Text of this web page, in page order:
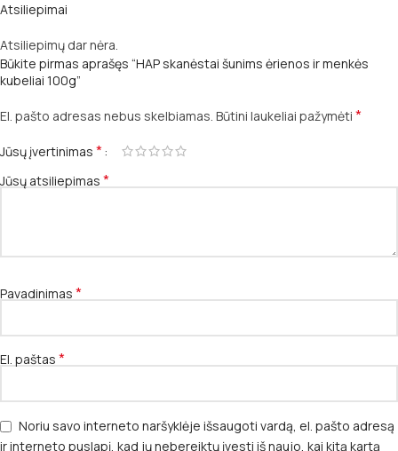
Atsiliepimai
Atsiliepimų dar nėra.
Būkite pirmas aprašęs “HAP skanėstai šunims ėrienos ir menkės
kubeliai 100g”
El. pašto adresas nebus skelbiamas. Būtini laukeliai pažymėti *
Jūsų įvertinimas *
Jūsų atsiliepimas *
Pavadinimas *
El. paštas *
Noriu savo interneto naršyklėje išsaugoti vardą, el. pašto adresą
ir interneto puslapį, kad jų nebereiktų įvesti iš naujo, kai kitą kartą